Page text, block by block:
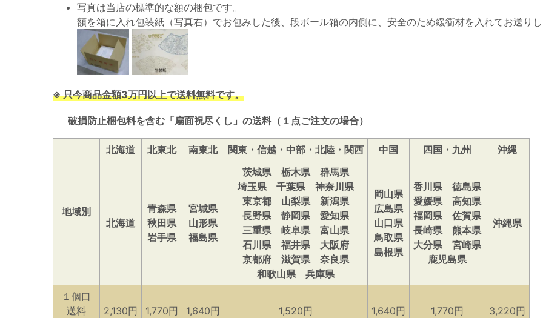
写真は当店の標準的な額の梱包です。
額を箱に入れ包装紙（写真右）でお包みした後、段ボール箱の内側に、安全のため緩衝材を入れてお送りし
※ 只今商品金額3万円以上で送料無料です。
破損防止梱包料を含む「扇面祝尽くし」の送料（１点ご注文の場合）
地域別
北海道 北東北 南東北 関東・信越・中部・北陸・関西 中国 四国・九州 沖縄
北海道
青森県
秋田県
岩手県
宮城県
山形県
福島県
茨城県 栃木県 群馬県
埼玉県 千葉県 神奈川県
東京都 山梨県 新潟県
長野県 静岡県 愛知県
三重県 岐阜県 富山県
石川県 福井県 大阪府
京都府 滋賀県 奈良県
和歌山県 兵庫県
岡山県
広島県
山口県
鳥取県
島根県
香川県 徳島県
愛媛県 高知県
福岡県 佐賀県
長崎県 熊本県
大分県 宮崎県
鹿児島県
沖縄県
１個口
送料
2,130円 1,770円 1,640円 1,520円 1,640円 1,770円 3,220円